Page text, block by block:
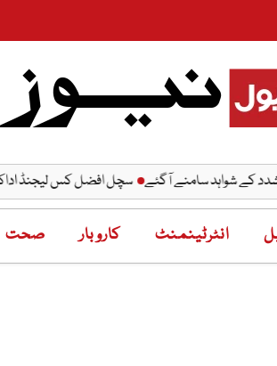
شواہد سامنے آگئے سچل افضل کس لیجنڈ اداکار سے
انٹرٹینمنٹ کاروبار صحت